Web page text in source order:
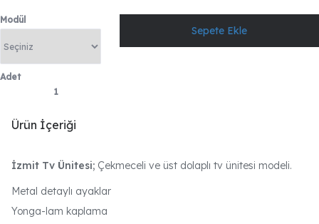
Modül
Adet
Ürün İçeriği
İzmit Tv Ünitesi; Çekmeceli ve üst dolaplı tv ünitesi modeli.
Metal detaylı ayaklar
Yonga-lam kaplama